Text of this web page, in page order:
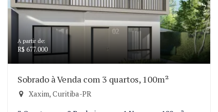
A partir de:
R$ 677.000
Sobrado à Venda com 3 quartos, 100m²
Xaxim, Curitiba-PR